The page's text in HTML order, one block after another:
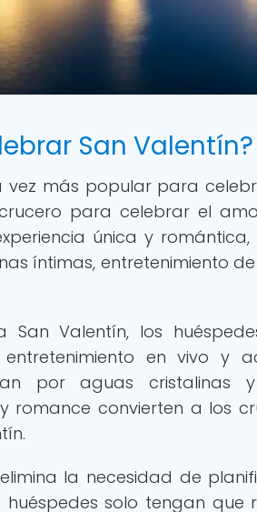
San Valentín?
vez más popular para
para celebrar el
única y
íntimas, entretenimiento
Valentín, los
en vivo y
por aguas cristalinas y
romance convierten a los
la necesidad de
solo tengan que